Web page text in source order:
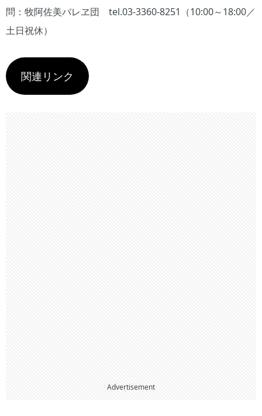
問：牧阿佐美バレヱ団 tel.03-3360-8251（10:00～18:00／
土日祝休）
関連リンク
Advertisement